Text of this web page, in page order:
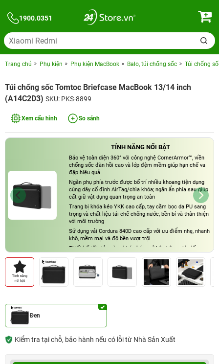
1900.0351
Trang chủ Phụ kiện Phụ kiện MacBook Balo, túi chống sốc Túi chống
Túi chống sốc Tomtoc Briefcase MacBook 13/14 inch
(A14C2D3) SKU: PKS-8899
Xem cấu hình So sánh
TÍNH NĂNG NỔI BẬT
Bảo vệ toàn diện 360° với công nghệ CornerArmor™, viền
chống sốc đàn hồi cao và lớp đệm mềm giúp hạn chế va
đập hiệu quả
Ngăn phụ phía trước được bố trí nhiều khoang tiện dụng
cùng dây cố định AirTag/chìa khóa; ngăn ẩn phía sau giúp
cất giữ vật dụng quan trọng an toàn
Trang bị khóa kéo YKK cao cấp, tay cầm bọc da PU sang
trọng và chất liệu tái chế chống nước, bền bỉ và thân thiện
với môi trường
Sử dụng vải Cordura 840D cao cấp với ưu điểm nhẹ, nhanh
khô, mềm mại và độ bền vượt trội
Thiết kế tối giản cùng khóa kéo mở bên hông giúp lấy
Đen
Kiểm tra tại chỗ, bảo hành nếu có lỗi từ Nhà Sản Xuất